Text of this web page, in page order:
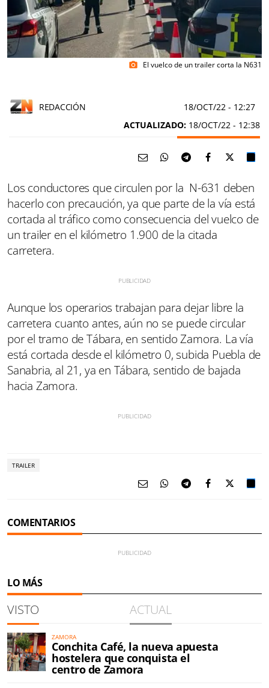
photo_camera El vuelco de un trailer corta la N631
REDACCIÓN 18/OCT/22 - 12:27
ACTUALIZADO: 18/OCT/22 - 12:38
Los conductores que circulen por la N-631 deben
hacerlo con precaución, ya que parte de la vía está
cortada al tráfico como consecuencia del vuelco de
un trailer en el kilómetro 1.900 de la citada
carretera.
Aunque los operarios trabajan para dejar libre la
carretera cuanto antes, aún no se puede circular
por el tramo de Tábara, en sentido Zamora. La vía
está cortada desde el kilómetro 0, subida Puebla de
Sanabria, al 21, ya en Tábara, sentido de bajada
hacia Zamora.
TRAILER
COMENTARIOS
LO MÁS
VISTO ACTUAL
ZAMORA
Conchita Café, la nueva apuesta
hostelera que conquista el
centro de Zamora